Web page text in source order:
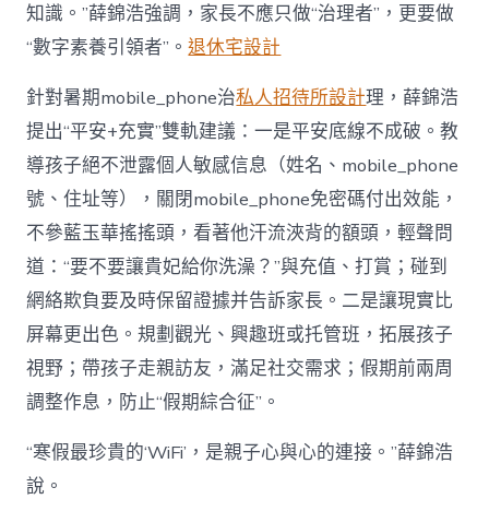
知識。”薛錦浩強調，家長不應只做“治理者”，更要做
“數字素養引領者”。退休宅設計
針對暑期mobile_phone治私人招待所設計理，薛錦浩
提出“平安+充實”雙軌建議：一是平安底線不成破。教
導孩子絕不泄露個人敏感信息（姓名、mobile_phone
號、住址等），關閉mobile_phone免密碼付出效能，
不參藍玉華搖搖頭，看著他汗流浹背的額頭，輕聲問
道：“要不要讓貴妃給你洗澡？”與充值、打賞；碰到
網絡欺負要及時保留證據并告訴家長。二是讓現實比
屏幕更出色。規劃觀光、興趣班或托管班，拓展孩子
視野；帶孩子走親訪友，滿足社交需求；假期前兩周
調整作息，防止“假期綜合征”。
“寒假最珍貴的‘WiFi’，是親子心與心的連接。”薛錦浩
說。